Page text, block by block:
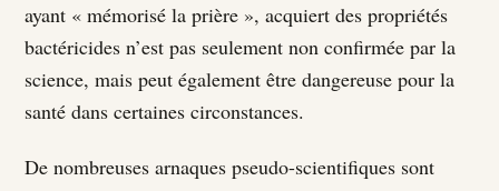
ayant « mémorisé la prière », acquiert des propriétés
bactéricides n’est pas seulement non confirmée par la
science, mais peut également être dangereuse pour la
santé dans certaines circonstances.
De nombreuses arnaques pseudo-scientifiques sont